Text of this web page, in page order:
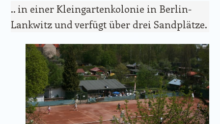
.. in einer Kleingartenkolonie in Berlin-
Lankwitz und verfügt über drei Sandplätze.